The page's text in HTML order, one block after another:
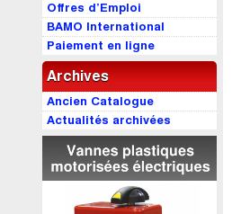
Offres d’Emploi
BAMO International
Paiement en ligne
Archives
Ancien Catalogue
Actualités archivées